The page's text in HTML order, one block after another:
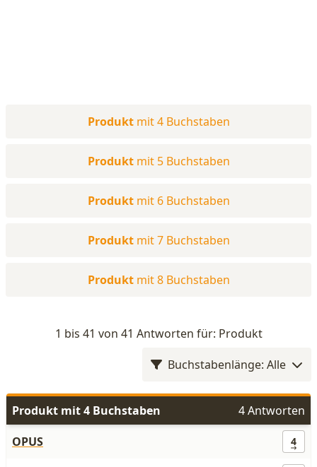
Produkt mit 4 Buchstaben
Produkt mit 5 Buchstaben
Produkt mit 6 Buchstaben
Produkt mit 7 Buchstaben
Produkt mit 8 Buchstaben
1 bis 41 von 41 Antworten für: Produkt
Buchstabenlänge: Alle
Produkt mit 4 Buchstaben
4 Antworten
OPUS
4